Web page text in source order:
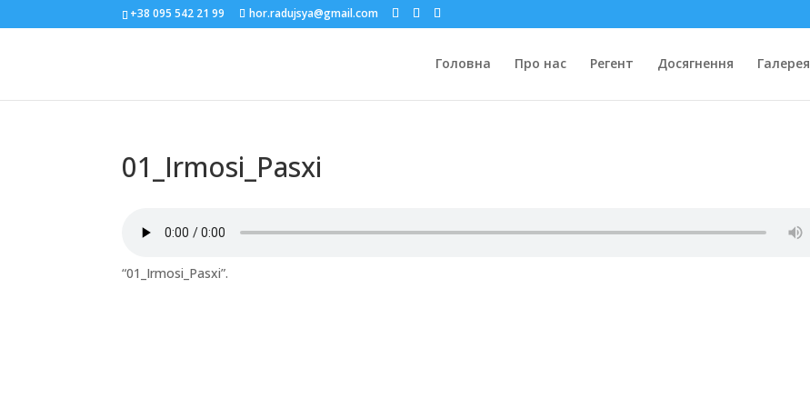
+38 095 542 21 99 hor.radujsya@gmail.com
Головна Про нас Регент Досягнення Галерея
01_Irmosi_Pasxi
“01_Irmosi_Pasxi”.